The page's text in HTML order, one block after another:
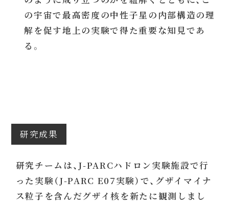
の宇宙で最高密度の中性子星の内部構造の理
解を促す地上の実験で得た重要な知見であ
る。
研究成果
研究チームは、J-PARCハドロン実験施設で行
った実験（J-PARC E07実験）で、グザイマイナ
ス粒子を含んだグザイ核を新たに観測しまし